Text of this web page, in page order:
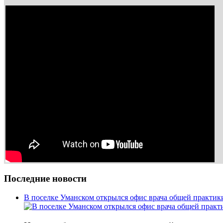
Последние новости
В поселке Уманском открылся офис врача общей